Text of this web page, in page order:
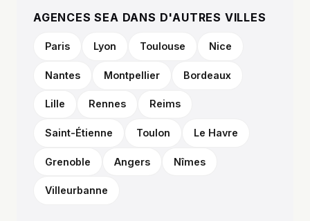
AGENCES SEA DANS D'AUTRES VILLES
Paris Lyon Toulouse Nice
Nantes Montpellier Bordeaux
Lille Rennes Reims
Saint-Étienne Toulon Le Havre
Grenoble Angers Nîmes
Villeurbanne